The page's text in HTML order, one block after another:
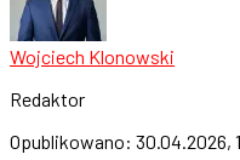
Wojciech Klonowski
Redaktor
Opublikowano: 30.04.2026,